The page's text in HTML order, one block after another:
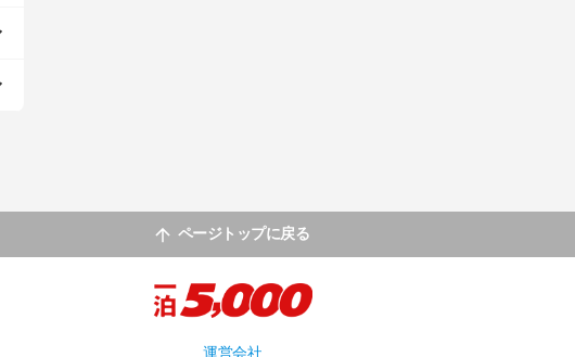
ページトップに戻る
運営会社